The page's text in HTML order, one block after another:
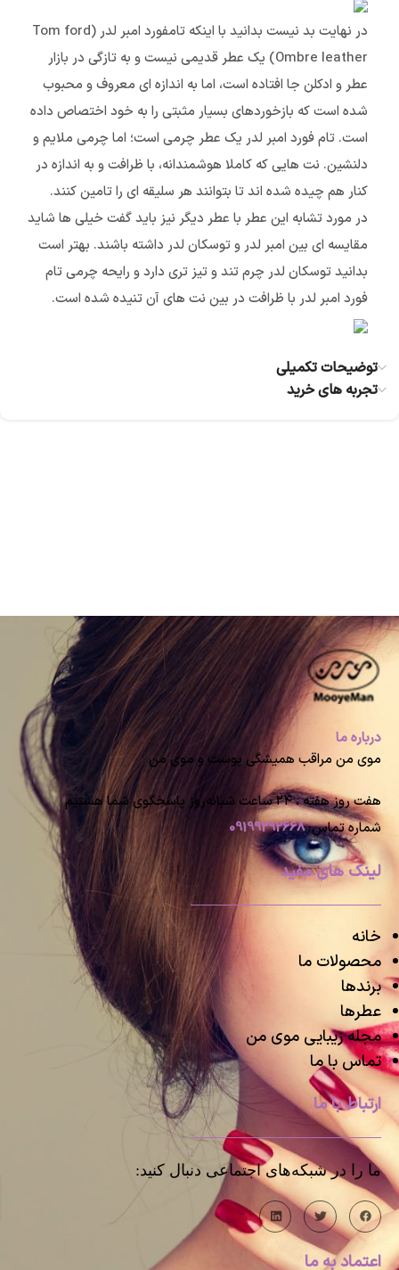
در نهایت بد نیست بدانید با اینکه تامفورد امبر لدر (Tom ford
Ombre leather) یک عطر قدیمی نیست و به تازگی در بازار
عطر و ادکلن جا افتاده است، اما به اندازه ای معروف و محبوب
شده است که بازخوردهای بسیار مثبتی را به خود اختصاص داده
است. تام فورد امبر لدر یک عطر چرمی است؛ اما چرمی ملایم و
دلنشین. نت هایی که کاملا هوشمندانه، با ظرافت و به اندازه در
کنار هم چیده شده اند تا بتوانند هر سلیقه ای را تامین کنند.
در مورد تشابه این عطر با عطر دیگر نیز باید گفت خیلی ها شاید
مقایسه ای بین امبر لدر و توسکان لدر داشته باشند. بهتر است
بدانید توسکان لدر چرم تند و تیز تری دارد و رایحه چرمی تام
فورد امبر لدر با ظرافت در بین نت های آن تنیده شده است.
توضیحات تکمیلی
تجربه های خرید
درباره ما
موی من مراقب همیشگی پوست و موی من
هفت روز هفته ، ۲۴ ساعت شبانه‌روز پاسخگوی شما هستیم
شماره تماس:09199292668
لینک های مفید
خانه
محصولات ما
برندها
عطرها
مجله زیبایی موی من
تماس با ما
ارتباط با ما
ما را در شبکه‌های اجتماعی دنبال کنید:
اعتماد به ما